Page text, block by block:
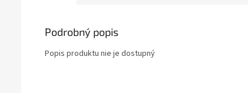
Podrobný popis
Popis produktu nie je dostupný